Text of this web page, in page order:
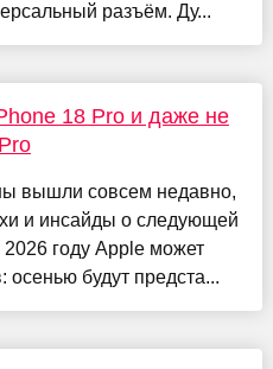
разъём. Ду...
18 Pro и даже не
вышли совсем недавно,
и инсайды о следующей
году Apple может
будут предста...